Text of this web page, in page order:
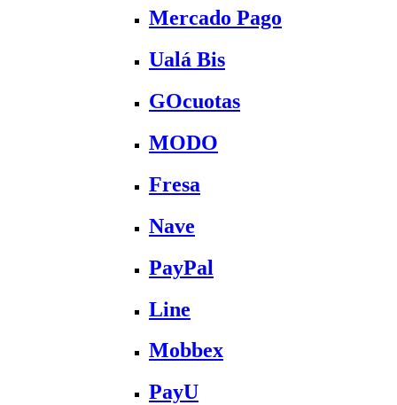
Mercado Pago
Ualá Bis
GOcuotas
MODO
Fresa
Nave
PayPal
Line
Mobbex
PayU